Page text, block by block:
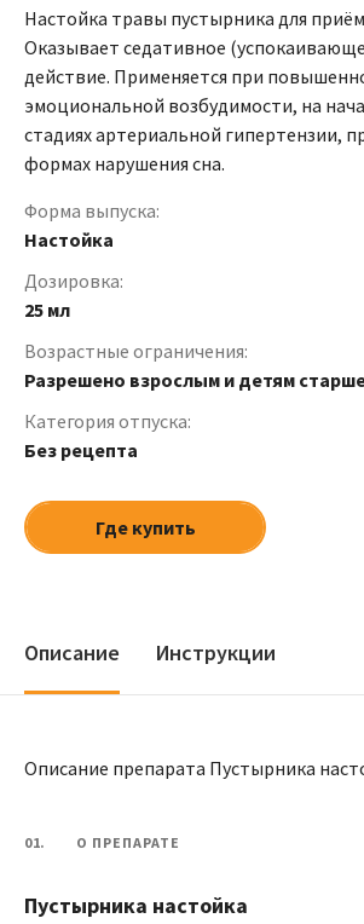
Настойка травы пустырника для
Оказывает седативное
действие. Применяется при
эмоциональной возбудимости, на
стадиях артериальной гипертензии,
формах нарушения сна.
Форма выпуска:
Настойка
Дозировка:
25 мл
Возрастные ограничения:
Разрешено взрослым и детям
Категория отпуска:
Без рецепта
Где купить
Описание Инструкции
Описание препарата Пустырника
01. О ПРЕПАРАТЕ
Пустырника настойка